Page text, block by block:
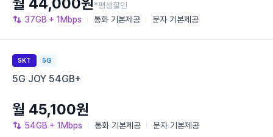
37GB + 1Mbps 통화 기본제공 문자 기본제공
*평생할인
SKT 5G
5G JOY 54GB+
54GB + 1Mbps 통화 기본제공 문자 기본제공
월 45,100원